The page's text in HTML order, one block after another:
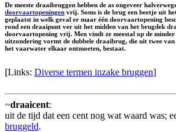
De meeste draaibruggen hebben de as ongeveer
doorvaartopeningen vrij. Soms is de brug een beetje uit
geplaatst in welk geval er maar één doorvaartopening
rond een draaipunt ver uit het midden van het brugdek
doorvaartopening vrij. Men vindt ze meestal op de
uitzondering vormt de dubbele draaibrug, die uit twee
het vaarwater elkaar ontmoeten, bestaat.
[Links: Diverse termen inzake bruggen]
~draaicent:
uit de tijd dat een cent nog wat waard was;
bruggeld.